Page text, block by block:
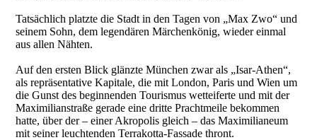
Tatsächlich platzte die Stadt in den Tagen von „Max Zwo“ und
seinem Sohn, dem legendären Märchenkönig, wieder einmal
aus allen Nähten.
Auf den ersten Blick glänzte München zwar als „Isar-Athen“,
als repräsentative Kapitale, die mit London, Paris und Wien um
die Gunst des beginnenden Tourismus wetteiferte und mit der
Maximilianstraße gerade eine dritte Prachtmeile bekommen
hatte, über der – einer Akropolis gleich – das Maximilianeum
mit seiner leuchtenden Terrakotta-Fassade thront.